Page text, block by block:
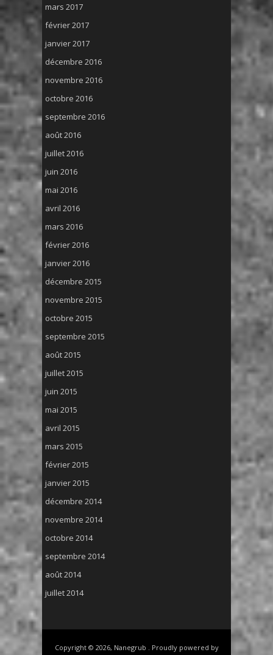
mars 2017
février 2017
janvier 2017
décembre 2016
novembre 2016
octobre 2016
septembre 2016
août 2016
juillet 2016
juin 2016
mai 2016
avril 2016
mars 2016
février 2016
janvier 2016
décembre 2015
novembre 2015
octobre 2015
septembre 2015
août 2015
juillet 2015
juin 2015
mai 2015
avril 2015
mars 2015
février 2015
janvier 2015
décembre 2014
novembre 2014
octobre 2014
septembre 2014
août 2014
juillet 2014
Copyright © 2026, Nanegrub . Proudly powered by